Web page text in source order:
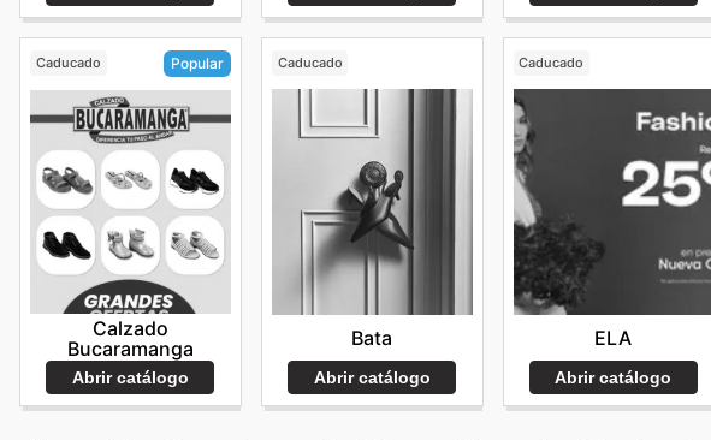
Caducado Popular
Calzado
Bucaramanga
Abrir catálogo
Caducado
Bata
Abrir catálogo
Caducado
ELA
Abrir catálogo